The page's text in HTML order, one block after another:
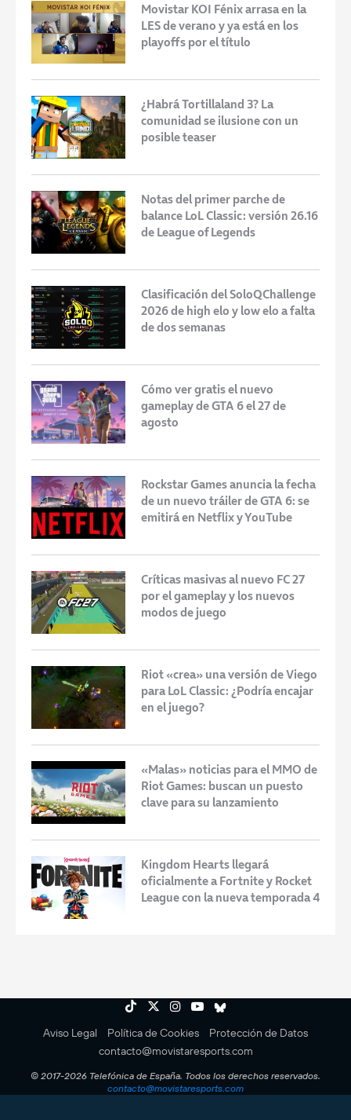
Movistar KOI Fénix arrasa en la
LES de verano y ya está en los
playoffs por el título
¿Habrá Tortillaland 3? La
comunidad se ilusione con un
posible teaser
Notas del primer parche de
balance LoL Classic: versión 26.16
de League of Legends
Clasificación del SoloQChallenge
2026 de high elo y low elo a falta
de dos semanas
Cómo ver gratis el nuevo
gameplay de GTA 6 el 27 de
agosto
Rockstar Games anuncia la fecha
de un nuevo tráiler de GTA 6: se
emitirá en Netflix y YouTube
Críticas masivas al nuevo FC 27
por el gameplay y los nuevos
modos de juego
Riot «crea» una versión de Viego
para LoL Classic: ¿Podría encajar
en el juego?
«Malas» noticias para el MMO de
Riot Games: buscan un puesto
clave para su lanzamiento
Kingdom Hearts llegará
oficialmente a Fortnite y Rocket
League con la nueva temporada 4
Aviso Legal Política de Cookies
Protección de Datos
contacto@movistaresports.com
© 2017-2026 Telefónica de España. Todos los derechos reservados.
contacto@movistaresports.com